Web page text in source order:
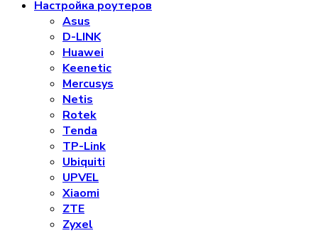
Настройка роутеров
Asus
D-LINK
Huawei
Keenetic
Mercusys
Netis
Rotek
Tenda
TP-Link
Ubiquiti
UPVEL
Xiaomi
ZTE
Zyxel